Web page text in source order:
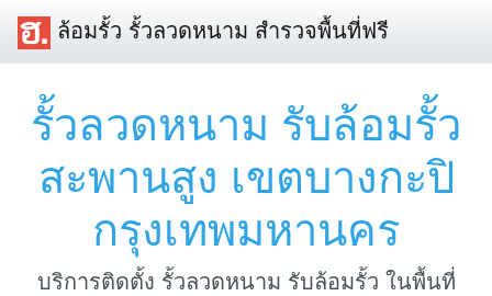
ล้อมรั้ว รั้วลวดหนาม สำรวจพื้นที่ฟรี
รั้วลวดหนาม รับล้อมรั้ว
สะพานสูง เขตบางกะปิ
กรุงเทพมหานคร
บริการติดตั้ง รั้วลวดหนาม รับล้อมรั้ว ในพื้นที่